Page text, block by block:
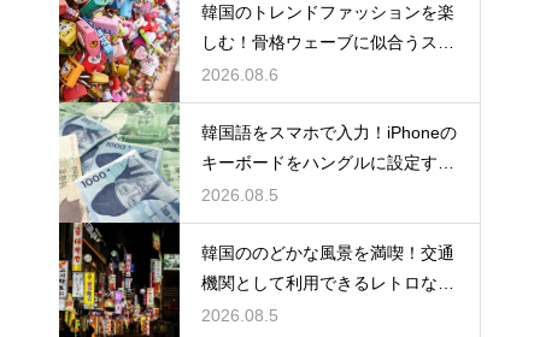
韓国のトレンドファッションを楽
しむ！骨格ウェーブに似合うスタ
イルの特徴
2026.08.6
韓国語をスマホで入力！iPhoneの
キーボードをハングルに設定する
手順
2026.08.5
韓国ののどかな風景を満喫！交通
機関として利用できるレトロな観
光の馬車
2026.08.5